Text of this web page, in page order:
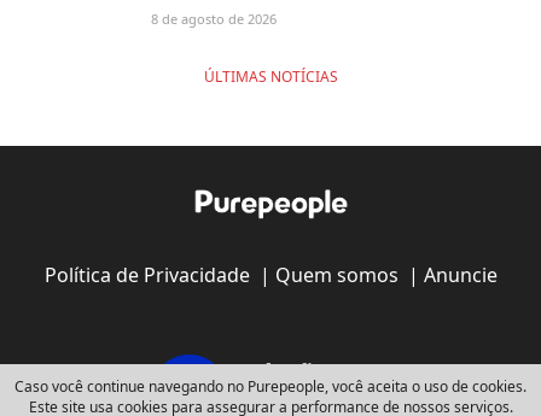
8 de agosto de 2026
ÚLTIMAS NOTÍCIAS
Política de Privacidade| Quem somos | Anuncie
Caso você continue navegando no Purepeople, você aceita o uso de cookies.
Este site usa cookies para assegurar a performance de nossos serviços.